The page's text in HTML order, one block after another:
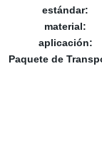
estándar:
material:
aplicación:
Paquete de